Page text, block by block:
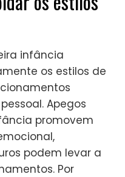
infância
os estilos de
Apegos
promovem
podem levar a
Por